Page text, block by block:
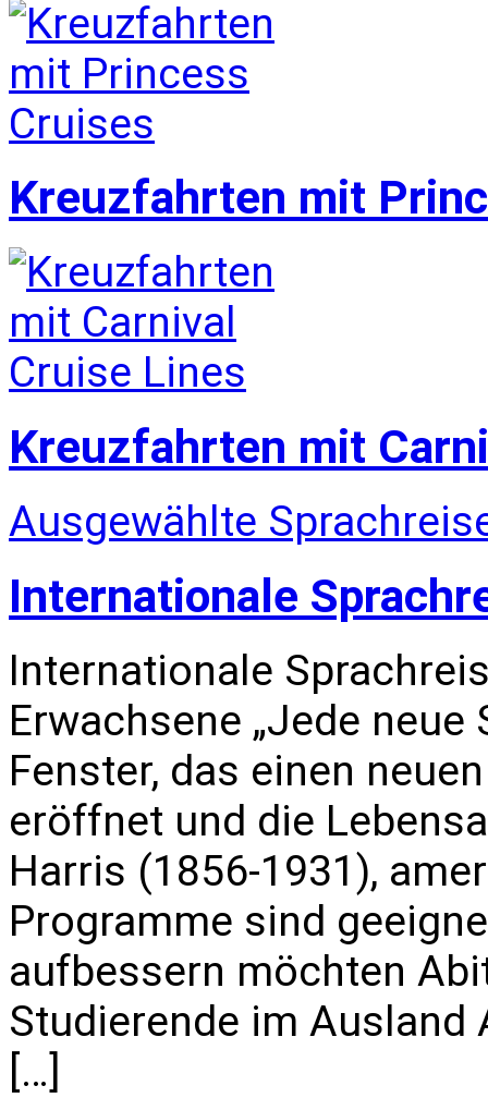
Kreuzfahrten mit
Kreuzfahrten mit
Ausgewählte
Internationale
Internationale
Erwachsene „Jede
Fenster, das einen
eröffnet und die
Harris (1856-1931),
Programme sind
aufbessern möchten
Studierende im
[…]